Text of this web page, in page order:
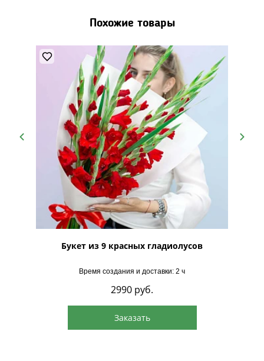
Похожие товары
Букет из 9 красных гладиолусов
Время создания и доставки: 2 ч
2990 руб.
Заказать